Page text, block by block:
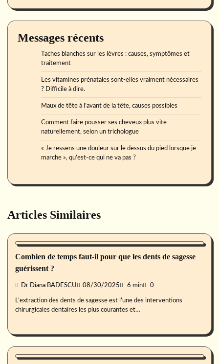
Messages récents
Taches blanches sur les lèvres : causes, symptômes et
traitement
Les vitamines prénatales sont-elles vraiment nécessaires
? Difficile à dire.
Maux de tête à l’avant de la tête, causes possibles
Comment faire pousser ses cheveux plus vite
naturellement, selon un trichologue
« Je ressens une douleur sur le dessus du pied lorsque je
marche », qu’est-ce qui ne va pas ?
Articles Similaires
Santé buccale
Combien de temps faut-il pour que les dents de sagesse
guérissent ?
Dr Diana BADESCU 08/30/2025 6 min 0
L’extraction des dents de sagesse est l’une des interventions
chirurgicales dentaires les plus courantes et…
Santé buccale